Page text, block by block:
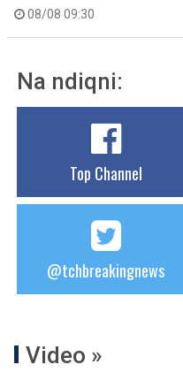
08/08 09:30
Na ndiqni:
Top Channel
@tchbreakingnews
Video »